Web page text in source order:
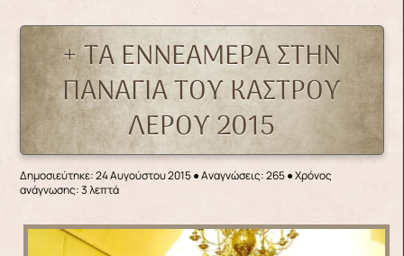
+ ΤΑ ΕΝΝΕΑΜΕΡΑ ΣΤΗΝ
ΠΑΝΑΓΙΑ ΤΟΥ ΚΑΣΤΡΟΥ
ΛΕΡΟΥ 2015
Δημοσιεύτηκε: 24 Αυγούστου 2015●Αναγνώσεις: 265● Χρόνος
ανάγνωσης: 3 λεπτά